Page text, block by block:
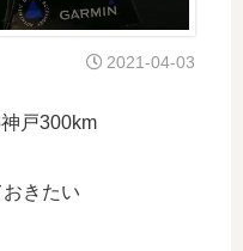
2021-04-03
戸300km
きたい